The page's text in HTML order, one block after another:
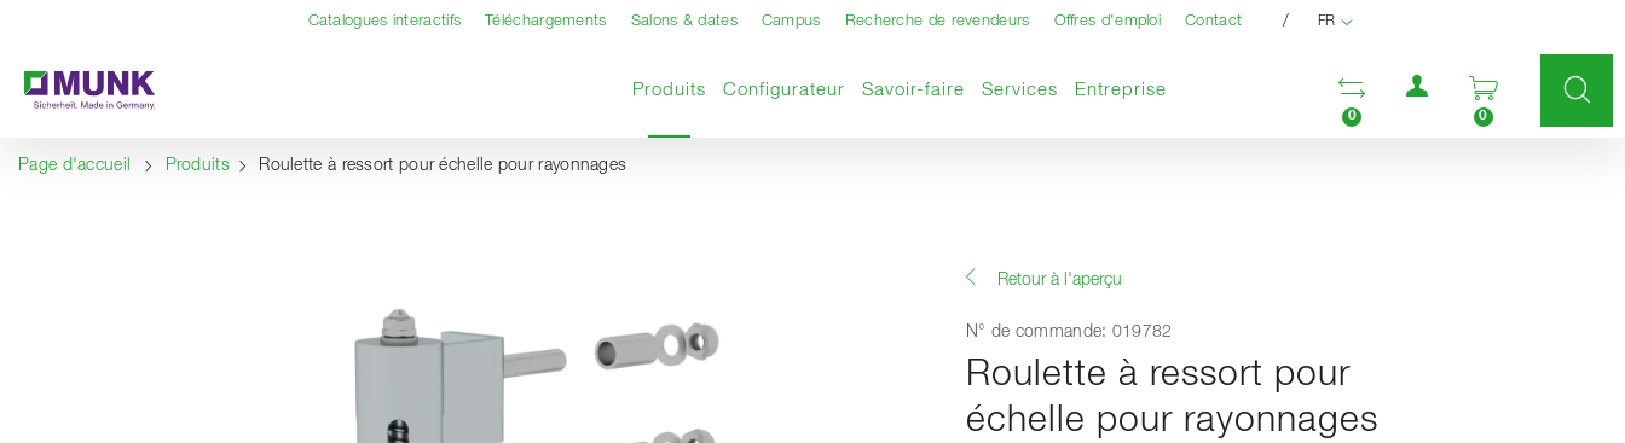
Catalogues interactifs Téléchargements Salons & dates Campus Recherche de revendeurs Offres d'emploi Contact / FR
ProduitsPage actuelle
Configurateur Savoir-faire Services Entreprise Ouvrir la liste
0
Menu utilisateur
Ouvrir le
0
Page d'accueil Produits Roulette à ressort pour échelle pour rayonnages
Retour à l'aperçu
N° de commande: 019782
Roulette à ressort pour
échelle pour rayonnages